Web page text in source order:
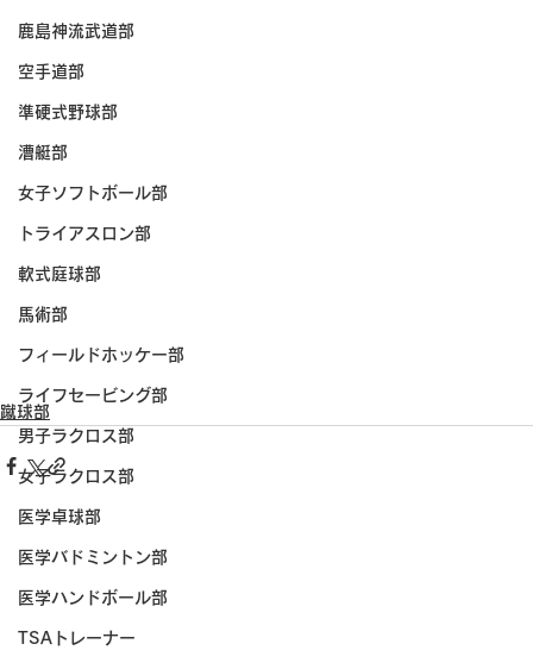
鹿島神流武道部
空手道部
準硬式野球部
漕艇部
女子ソフトボール部
トライアスロン部
軟式庭球部
馬術部
フィールドホッケー部
ライフセービング部
男子ラクロス部
女子ラクロス部
医学卓球部
医学バドミントン部
医学ハンドボール部
TSAトレーナー
蹴球部